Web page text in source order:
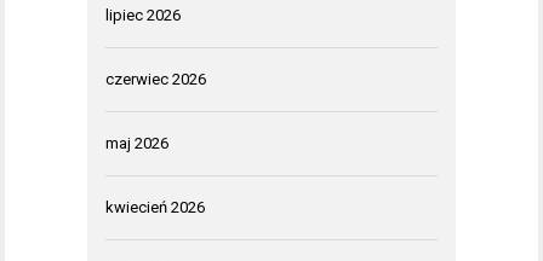
lipiec 2026
czerwiec 2026
maj 2026
kwiecień 2026